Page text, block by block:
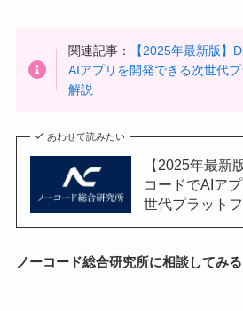
関連記事：
【2025年最新版】
AIアプリを開発できる次世代
解説
あわせて読みたい
【2025年最新
コードでAIア
世代プラット
ノーコード総合研究所に相談してみる